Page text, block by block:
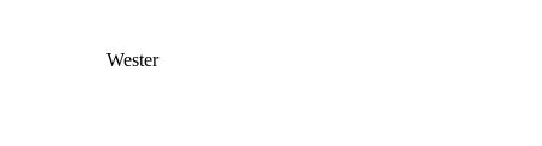
Wester